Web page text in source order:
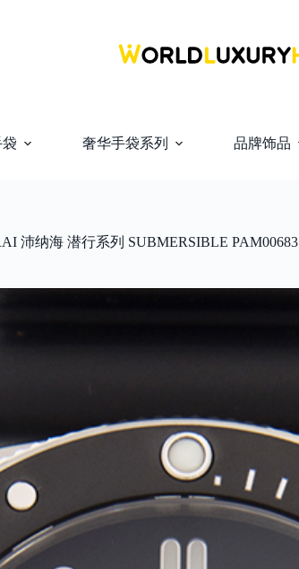
奢华手袋系列 品牌饰品
沛纳海 潜行系列 SUBMERSIBLE PAM00683